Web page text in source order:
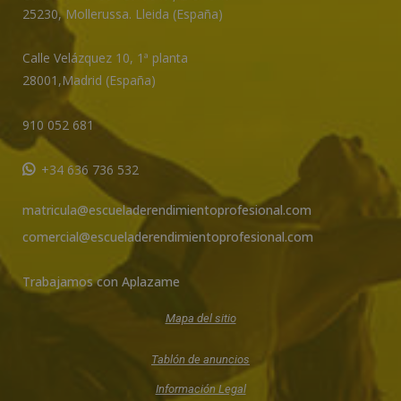
e
25230, Mollerussa. Lleida (España)
Calle Velázquez 10, 1ª planta
28001,Madrid (España)
910 052 681
+34 636 736 532
matricula@escueladerendimientoprofesional.com
comercial@escueladerendimientoprofesional.com
Trabajamos con Aplazame
Mapa del sitio
Tablón de anuncios
Información Legal